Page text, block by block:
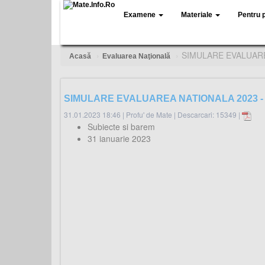
Examene Materiale Pentru
Acasă Evaluarea Naţională SIMULARE
SIMULARE EVALUAREA NATIONALA 2023 -
31.01.2023 18:46 | Profu' de Mate | Descarcari: 15349 |
Subiecte si barem
31 ianuarie 2023